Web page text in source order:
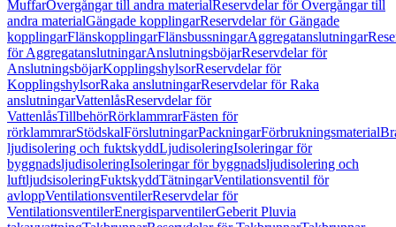
MuffarÖvergångar till andra materialReservdelar för Övergångar till
andra materialGängade kopplingarReservdelar för Gängade
kopplingarFlänskopplingarFlänsbussningarAggregatanslutningar
för AggregatanslutningarAnslutningsböjarReservdelar för
AnslutningsböjarKopplingshylsorReservdelar för
KopplingshylsorRaka anslutningarReservdelar för Raka
anslutningarVattenlåsReservdelar för
VattenlåsTillbehörRörklammrarFästen för
rörklammrarStödskalFörslutningarPackningarFörbrukningsmaterial
ljudisolering och fuktskyddLjudisoleringIsoleringar för
byggnadsljudisoleringIsoleringar för byggnadsljudisolering och
luftljudsisoleringFuktskyddTätningarVentilationsventil för
avloppVentilationsventilerReservdelar för
VentilationsventilerEnergisparventilerGeberit Pluvia